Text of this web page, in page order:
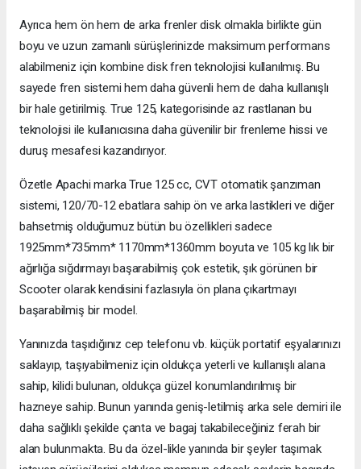
Ayrıca hem ön hem de arka frenler disk olmakla birlikte gün
boyu ve uzun zamanlı sürüşlerinizde maksimum performans
alabilmeniz için kombine disk fren teknolojisi kullanılmış. Bu
sayede fren sistemi hem daha güvenli hem de daha kullanışlı
bir hale getirilmiş. True 125, kategorisinde az rastlanan bu
teknolojisi ile kullanıcısına daha güvenilir bir frenleme hissi ve
duruş mesafesi kazandırıyor.
Özetle Apachi marka True 125 cc, CVT otomatik şanzıman
sistemi, 120/70-12 ebatlara sahip ön ve arka lastikleri ve diğer
bahsetmiş olduğumuz bütün bu özellikleri sadece
1925mm*735mm* 1170mm*1360mm boyuta ve 105 kg lık bir
ağırlığa sığdırmayı başarabilmiş çok estetik, şık görünen bir
Scooter olarak kendisini fazlasıyla ön plana çıkartmayı
başarabilmiş bir model.
Yanınızda taşıdığınız cep telefonu vb. küçük portatif eşyalarınızı
saklayıp, taşıyabilmeniz için oldukça yeterli ve kullanışlı alana
sahip, kilidi bulunan, oldukça güzel konumlandırılmış bir
hazneye sahip. Bunun yanında geniş-letilmiş arka sele demiri ile
daha sağlıklı şekilde çanta ve bagaj takabileceğiniz ferah bir
alan bulunmakta. Bu da özel-likle yanında bir şeyler taşımak